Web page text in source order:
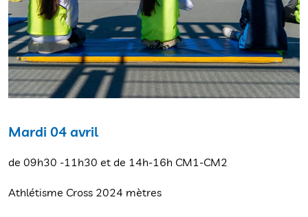
Mardi 04 avril
de 09h30 -11h30 et de 14h-16h CM1-CM2
Athlétisme Cross 2024 mètres